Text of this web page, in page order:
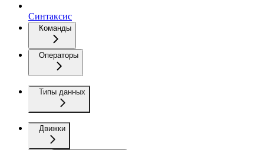
Синтаксис
Команды
Операторы
Типы данных
Движки